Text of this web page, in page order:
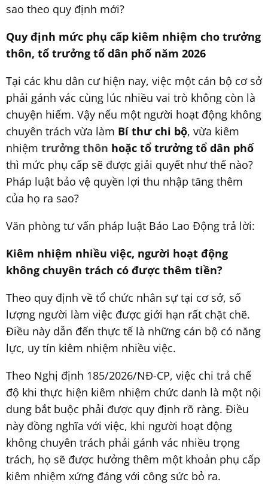
sao theo quy định mới?
Quy định mức phụ cấp kiêm nhiệm cho trưởng
thôn, tổ trưởng tổ dân phố năm 2026
Tại các khu dân cư hiện nay, việc một cán bộ cơ sở
phải gánh vác cùng lúc nhiều vai trò không còn là
chuyện hiếm. Vậy nếu một người hoạt động không
chuyên trách vừa làm Bí thư chi bộ, vừa kiêm
nhiệm trưởng thôn hoặc tổ trưởng tổ dân phố
thì mức phụ cấp sẽ được giải quyết như thế nào?
Pháp luật bảo vệ quyền lợi thu nhập tăng thêm
của họ ra sao?
Văn phòng tư vấn pháp luật Báo Lao Động trả lời:
Kiêm nhiệm nhiều việc, người hoạt động
không chuyên trách có được thêm tiền?
Theo quy định về tổ chức nhân sự tại cơ sở, số
lượng người làm việc được giới hạn rất chặt chẽ.
Điều này dẫn đến thực tế là những cán bộ có năng
lực, uy tín kiêm nhiệm nhiều việc.
Theo Nghị định 185/2026/NĐ-CP, việc chi trả chế
độ khi thực hiện kiêm nhiệm chức danh là một nội
dung bắt buộc phải được quy định rõ ràng. Điều
này đồng nghĩa với việc, khi người hoạt động
không chuyên trách phải gánh vác nhiều trọng
trách, họ sẽ được hưởng thêm một khoản phụ cấp
kiêm nhiệm xứng đáng với công sức bỏ ra.